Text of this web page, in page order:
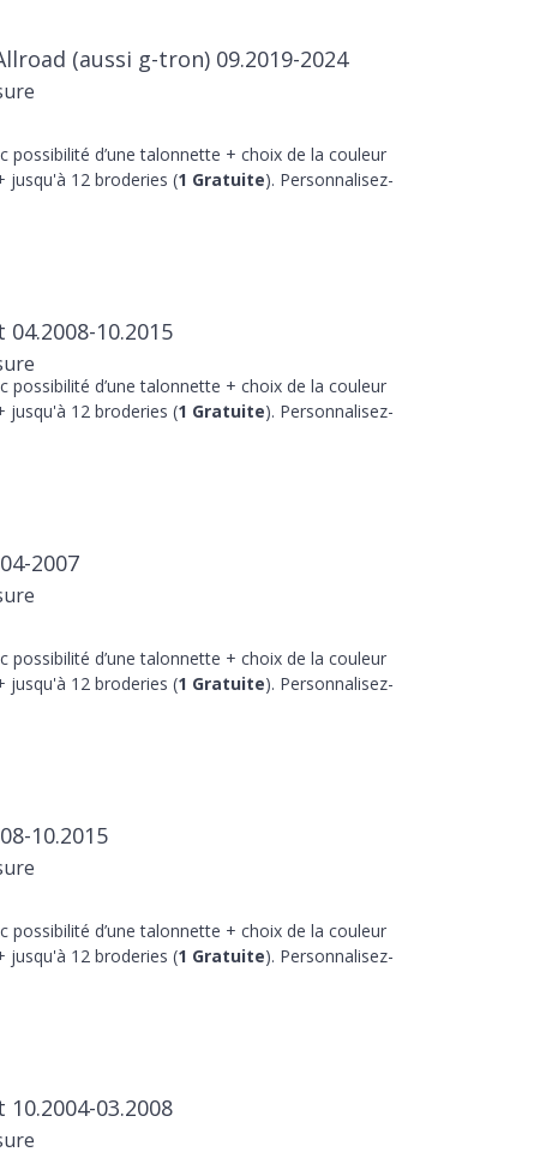
(aussi g-tron) 09.2019-2024
possibilité d’une talonnette + choix de la couleur
jusqu'à 12 broderies (1 Gratuite). Personnalisez-
10.2015
possibilité d’une talonnette + choix de la couleur
jusqu'à 12 broderies (1 Gratuite). Personnalisez-
2007
possibilité d’une talonnette + choix de la couleur
jusqu'à 12 broderies (1 Gratuite). Personnalisez-
10.2015
possibilité d’une talonnette + choix de la couleur
jusqu'à 12 broderies (1 Gratuite). Personnalisez-
03.2008